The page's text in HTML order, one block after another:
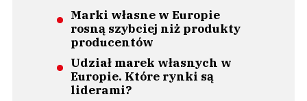
Marki własne w Europie
rosną szybciej niż produkty
producentów
Udział marek własnych w
Europie. Które rynki są
liderami?